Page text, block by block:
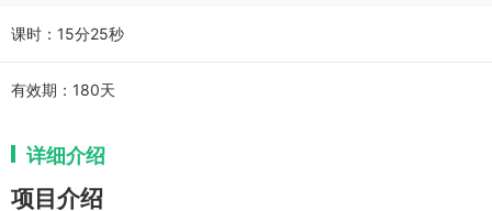
课时：15分25秒
有效期： 180天
详细介绍
项目介绍